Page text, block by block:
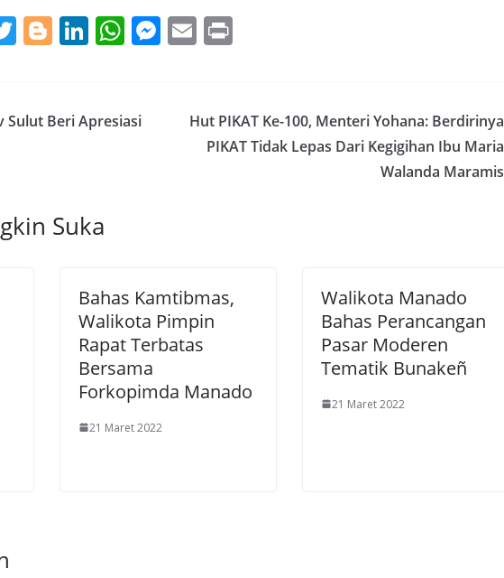
T
er
Bl
g
Li
e
W
s
M E
l
Sulut Beri Apresiasi
Hut PIKAT Ke-100, Menteri Yohana: Berdirinya
PIKAT Tidak Lepas Dari Kegigihan Ibu Maria
Walanda Maramis
Suka
Bahas Kamtibmas,
Walikota Pimpin
Rapat Terbatas
Bersama
Forkopimda Manado
21 Maret 2022
Walikota Manado
Bahas Perancangan
Pasar Moderen
Tematik Bunakeñ
21 Maret 2022